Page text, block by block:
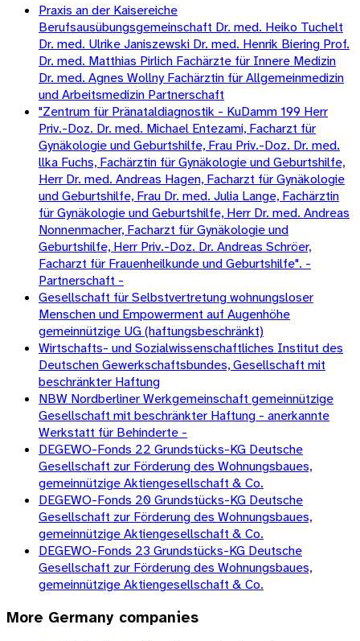
Praxis an der Kaisereiche
Berufsausübungsgemeinschaft Dr. med. Heiko Tuchelt
Dr. med. Ulrike Janiszewski Dr. med. Henrik Biering Prof.
Dr. med. Matthias Pirlich Fachärzte für Innere Medizin
Dr. med. Agnes Wollny Fachärztin für Allgemeinmedizin
und Arbeitsmedizin Partnerschaft
"Zentrum für Pränataldiagnostik - KuDamm 199 Herr
Priv.-Doz. Dr. med. Michael Entezami, Facharzt für
Gynäkologie und Geburtshilfe, Frau Priv.-Doz. Dr. med.
llka Fuchs, Fachärztin für Gynäkologie und Geburtshilfe,
Herr Dr. med. Andreas Hagen, Facharzt für Gynäkologie
und Geburtshilfe, Frau Dr. med. Julia Lange, Fachärztin
für Gynäkologie und Geburtshilfe, Herr Dr. med. Andreas
Nonnenmacher, Facharzt für Gynäkologie und
Geburtshilfe, Herr Priv.-Doz. Dr. Andreas Schröer,
Facharzt für Frauenheilkunde und Geburtshilfe". -
Partnerschaft -
Gesellschaft für Selbstvertretung wohnungsloser
Menschen und Empowerment auf Augenhöhe
gemeinnützige UG (haftungsbeschränkt)
Wirtschafts- und Sozialwissenschaftliches Institut des
Deutschen Gewerkschaftsbundes, Gesellschaft mit
beschränkter Haftung
NBW Nordberliner Werkgemeinschaft gemeinnützige
Gesellschaft mit beschränkter Haftung - anerkannte
Werkstatt für Behinderte -
DEGEWO-Fonds 22 Grundstücks-KG Deutsche
Gesellschaft zur Förderung des Wohnungsbaues,
gemeinnützige Aktiengesellschaft & Co.
DEGEWO-Fonds 20 Grundstücks-KG Deutsche
Gesellschaft zur Förderung des Wohnungsbaues,
gemeinnützige Aktiengesellschaft & Co.
DEGEWO-Fonds 23 Grundstücks-KG Deutsche
Gesellschaft zur Förderung des Wohnungsbaues,
gemeinnützige Aktiengesellschaft & Co.
More Germany companies